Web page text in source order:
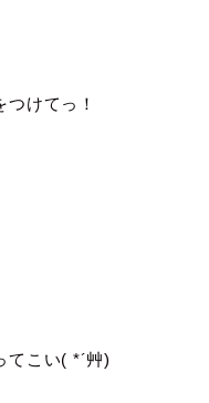
けてっ！
てこい( *´艸)